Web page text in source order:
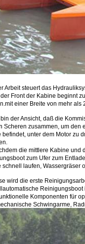
Arbeit steuert das
Front der Kabine beginnt
einer Breite von mehr als
bin der Ansicht, daß die
Scheren zusammen, um den
befindet, unter dem Motor zu
die mittlere Kabine und
zum Ufer zum
schnell laufen, Wassergräser
wird die erste
Komponenten für
Schwingarme,